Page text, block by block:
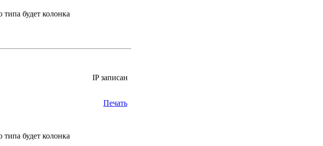
типа будет колонка
IP записан
Печать
типа будет колонка